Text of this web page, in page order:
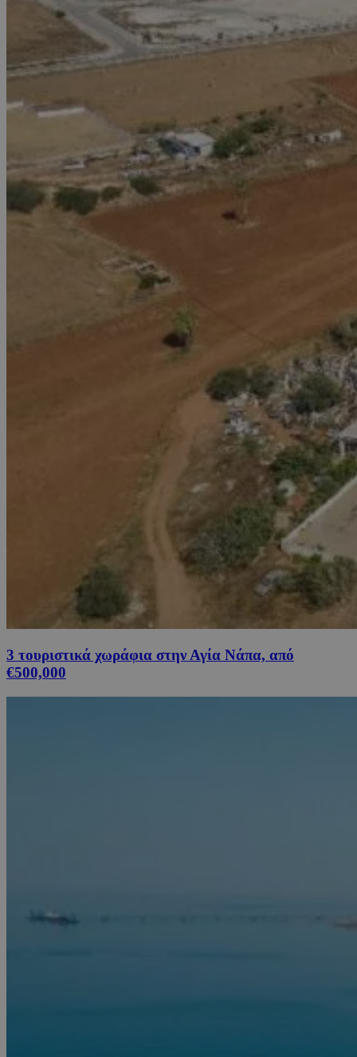
3 τουριστικά χωράφια στην Αγία Νάπα, από
€500,000